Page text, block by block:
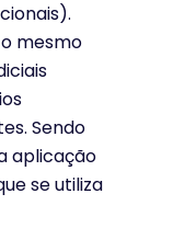
mesmo
Sendo
aplicação
se utiliza